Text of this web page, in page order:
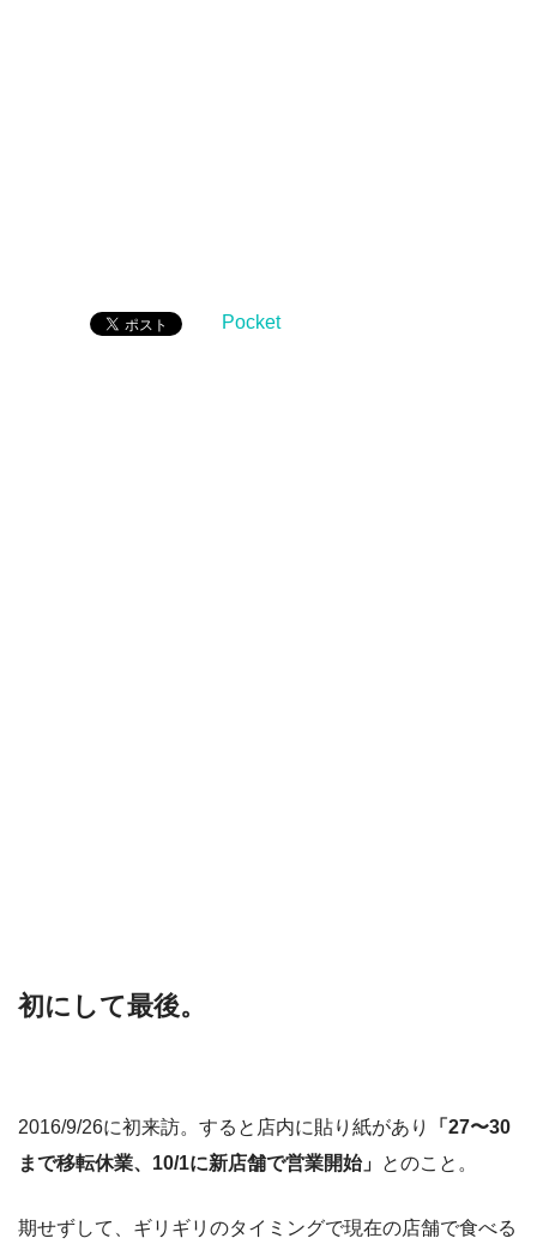
Pocket
初にして最後。
2016/9/26に初来訪。すると店内に貼り紙があり
「27〜30
まで移転休業、10/1に新店舗で営業開始」 とのこと。
期せずして、ギリギリのタイミングで現在の店舗で食べる